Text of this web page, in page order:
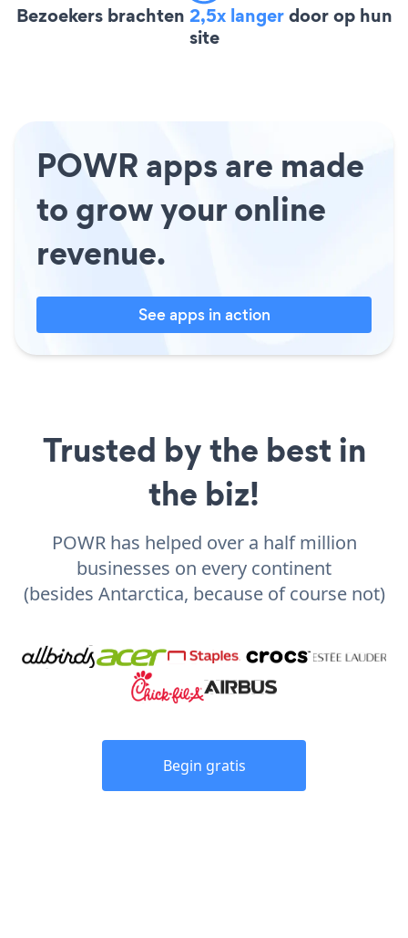
Bezoekers brachten 2,5x langerdoor op hun
site
POWR apps are made
to grow your online
revenue.
See apps in action
Trusted by the best in
the biz!
POWR has helped over a half million
businesses on every continent
(besides Antarctica, because of course not)
Begin gratis